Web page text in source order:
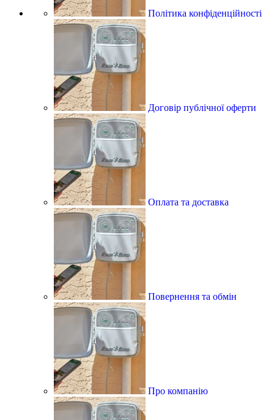
Політика конфіденційності
Договір публічної оферти
Оплата та доставка
Повернення та обмін
Про компанію